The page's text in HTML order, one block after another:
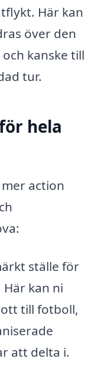
Här kan
över den
kanske till
tur.
hela
action
ställe för
kan ni
till fotboll,
att delta i.